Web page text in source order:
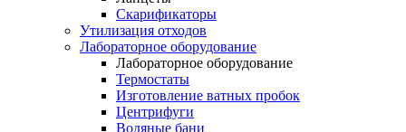
Скарификаторы
Утилизация отходов
Лабораторное оборудование
Лабораторное оборудование
Термостаты
Изготовление ватных пробок
Центрифуги
Водяные бани